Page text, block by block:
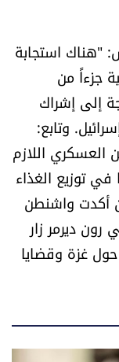
"هناك استجابة
جزءاً من
إلى إشراك
وتابع:
العسكري اللازم
توزيع الغذاء
أكدت واشنطن
رون ديرمر زار
غزة وقضايا